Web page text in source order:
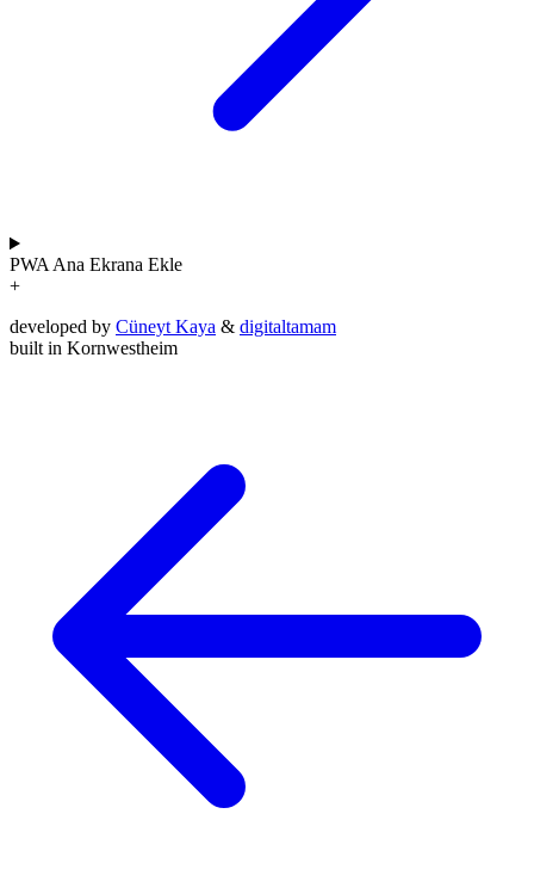
PWA Ana Ekrana Ekle
+
developed by Cüneyt Kaya & digitaltamam
built in Kornwestheim